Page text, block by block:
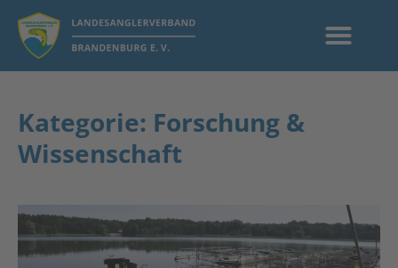
Kategorie: Forschung &
Wissenschaft